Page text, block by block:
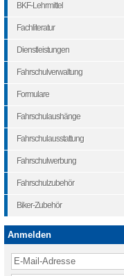
BKF-Lehrmittel
Fachliteratur
Dienstleistungen
Fahrschulverwaltung
Formulare
Fahrschulaushänge
Fahrschulausstattung
Fahrschulwerbung
Fahrschulzubehör
Biker-Zubehör
Anmelden